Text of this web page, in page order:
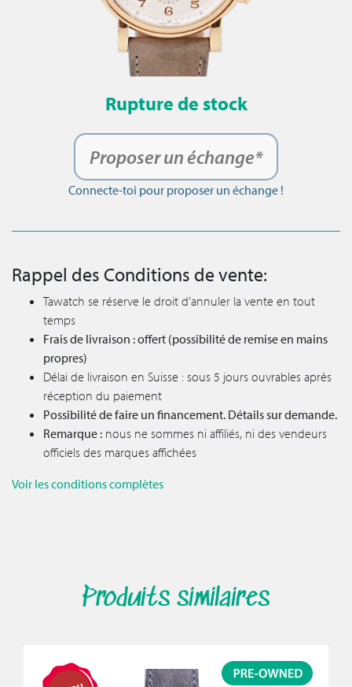
Rupture de stock
Proposer un échange*
Connecte-toi pour proposer un échange !
Rappel des Conditions de vente:
Tawatch se réserve le droit d’annuler la vente en tout
temps
Frais de livraison : offert (possibilité de remise en mains
propres)
Délai de livraison en Suisse : sous 5 jours ouvrables après
réception du paiement
Possibilité de faire un financement. Détails sur demande.
Remarque : nous ne sommes ni affiliés, ni des vendeurs
officiels des marques affichées
Voir les conditions complètes
Produits similaires